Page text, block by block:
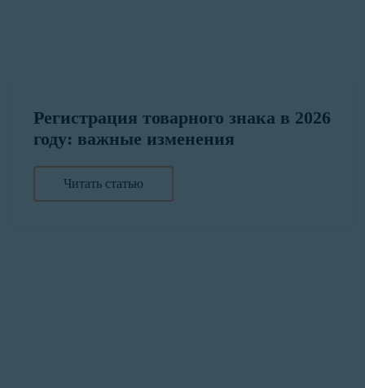
Регистрация товарного знака в 2026
году: важные изменения
Читать статью